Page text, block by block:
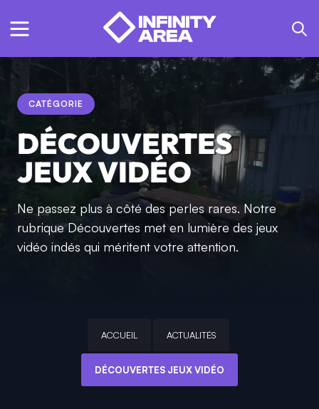
CATÉGORIE
DÉCOUVERTES
JEUX VIDÉO
Ne passez plus à côté des perles rares. Notre
rubrique Découvertes met en lumière des jeux
vidéo indés qui méritent votre attention.
ACCUEIL ACTUALITÉS
DÉCOUVERTES JEUX VIDÉO